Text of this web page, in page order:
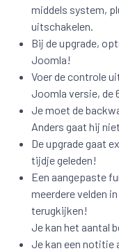
middels system,
uitschakelen.
Bij de upgrade,
Joomla!
Voer de controle
Joomla versie, de
Je moet de
Anders gaat hij
De upgrade gaat
tijdje geleden!
Een aangepaste
meerdere velden
terugkijken!
Je kan het aantal
Je kan een notitie